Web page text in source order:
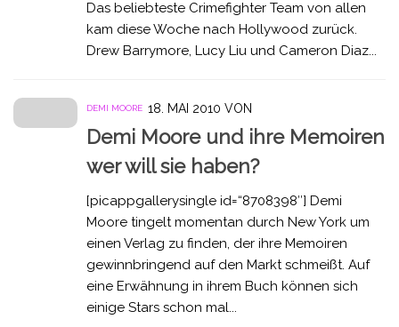
Das beliebteste Crimefighter Team von allen
kam diese Woche nach Hollywood zurück.
Drew Barrymore, Lucy Liu und Cameron Diaz...
DEMI MOORE 18. MAI 2010 VON
Demi Moore und ihre Memoiren
wer will sie haben?
[picappgallerysingle id=“8708398″] Demi
Moore tingelt momentan durch New York um
einen Verlag zu finden, der ihre Memoiren
gewinnbringend auf den Markt schmeißt. Auf
eine Erwähnung in ihrem Buch können sich
einige Stars schon mal...